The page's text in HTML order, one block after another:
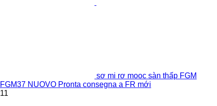
sơ mi rơ mooc sàn thấp FGM
FGM37 NUOVO Pronta consegna a FR mới
11